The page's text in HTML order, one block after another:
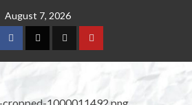
August 7, 2026